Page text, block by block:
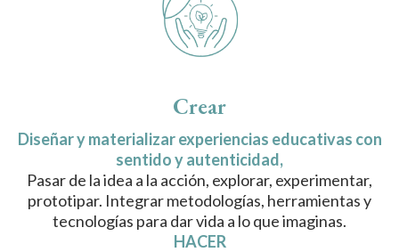
Crear
Diseñar y materializar experiencias educativas con
sentido y autenticidad,
Pasar de la idea a la acción, explorar, experimentar,
prototipar. Integrar metodologías, herramientas y
tecnologías para dar vida a lo que imaginas.
HACER